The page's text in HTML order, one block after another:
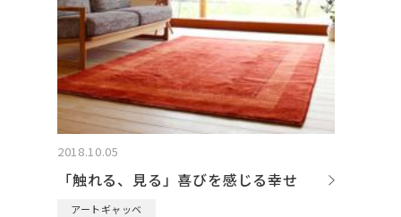
2018.10.05
「触れる、見る」喜びを感じる幸せ
アートギャッベ